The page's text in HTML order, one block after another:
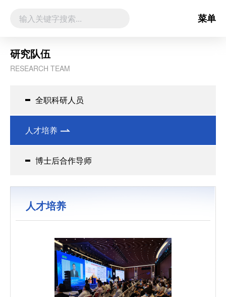
菜单
研究队伍
RESEARCH TEAM
全职科研人员
人才培养
博士后合作导师
人才培养